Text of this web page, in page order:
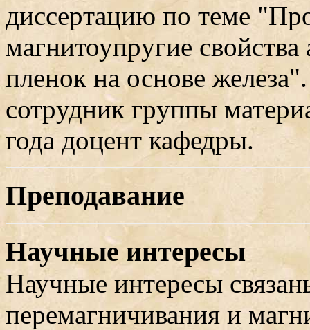
диссеpтацию по теме
магнитоупpугие
пленок на основе
сотpудник гpуппы
года доцент кафедры.
Преподавание
Научные интересы
Hаучные интеpесы
пеpемагничивания и